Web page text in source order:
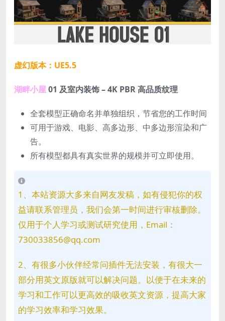
虚幻版本：UE5.5
湖畔小屋01 及室内装饰 – 4K PBR 高品质纹理
全套模型正确命名并单独组织，节省您的工作时间
可用于游戏、电影、高多边形、中多边形渲染和广
告。
所有模型都具有真实世界的规模并可立即使用。
1、本站资源大多来自网友发稿，如有侵犯你的权
益请联系管理员，我们会第一时间进行审核删除。
仅用于个人学习或测试研究使用，Email：
730033856@qq.com
2、有很多小伙伴经常问插件无法安装，有很大一
部分用英文原版就可以解决问题。以便于在未来的
学习和工作可以更高效的吸收英文资源，提高大家
的学习效率和学习效果。